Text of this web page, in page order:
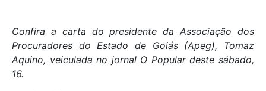
Confira a carta do presidente da Associação dos
Procuradores do Estado de Goiás (Apeg), Tomaz
Aquino, veiculada no jornal O Popular deste sábado,
16.